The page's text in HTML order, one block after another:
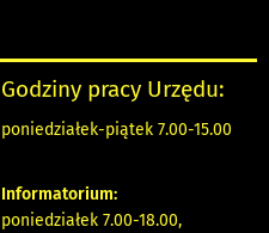
Godziny pracy Urzędu:
poniedziałek-piątek 7.00-15.00
Informatorium:
poniedziałek 7.00-18.00,